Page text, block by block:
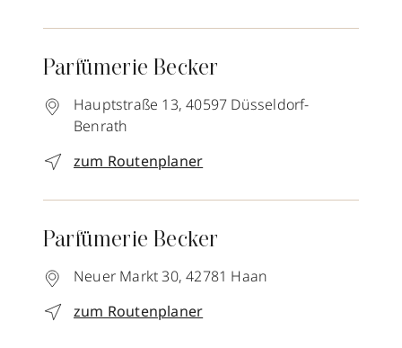
Parfümerie Becker
Hauptstraße 13, 40597 Düsseldorf-
Benrath
zum Routenplaner
Parfümerie Becker
Neuer Markt 30, 42781 Haan
zum Routenplaner